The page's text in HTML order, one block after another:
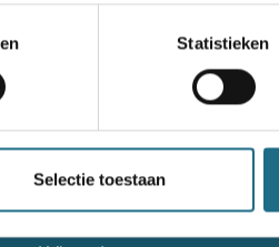
Statistieken
Selectie toestaan
Raadpleeg dan